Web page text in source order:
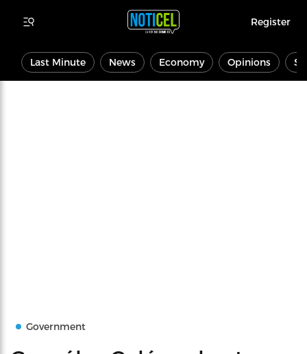
Register
Last Minute News Economy Opinions
Government